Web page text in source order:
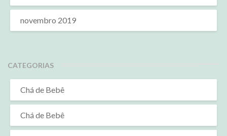
novembro 2019
CATEGORIAS
Chá de Bebê
Chá de Bebê